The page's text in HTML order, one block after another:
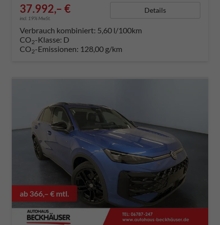
37.992,– €
incl. 19% MwSt.
Details
Verbrauch kombiniert: 5,60 l/100km
CO2-Klasse: D
CO2-Emissionen: 128,00 g/km
ab 366,– € mtl.